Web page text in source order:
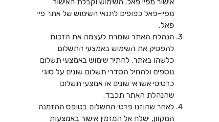
מפיי-פאל כפופים לתנאי השימוש של אתר פיי
פאל.
הנהלת האתר שומרת לעצמה את הזכות
להפסיק את השימוש באמצעי התשלום
כלשהו באתר, להתיר שימוש באמצעי תשלום
נוספים ולהחיל הסדרי תשלום שונים על סוגי
כרטיסי אשראי שונים או אמצעי תשלום
שהנהלת האתר תכבד.
לאחר שהוזנו פרטי התשלום בטופס ההזמנה
המקוון, ישלח אל המזמין אישור באמצעות